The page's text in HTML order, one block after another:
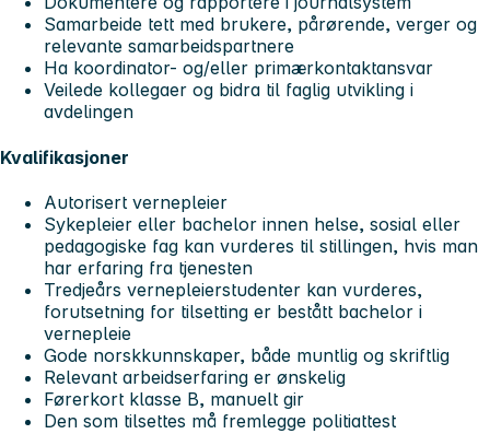
Samarbeide tett med brukere, pårørende, verger og
relevante samarbeidspartnere
Ha koordinator- og/eller primærkontaktansvar
Veilede kollegaer og bidra til faglig utvikling i
avdelingen
Kvalifikasjoner
Autorisert vernepleier
Sykepleier eller bachelor innen helse, sosial eller
pedagogiske fag kan vurderes til stillingen, hvis man
har erfaring fra tjenesten
Tredjeårs vernepleierstudenter kan vurderes,
forutsetning for tilsetting er bestått bachelor i
vernepleie
Gode norskkunnskaper, både muntlig og skriftlig
Relevant arbeidserfaring er ønskelig
Førerkort klasse B, manuelt gir
Den som tilsettes må fremlegge politiattest